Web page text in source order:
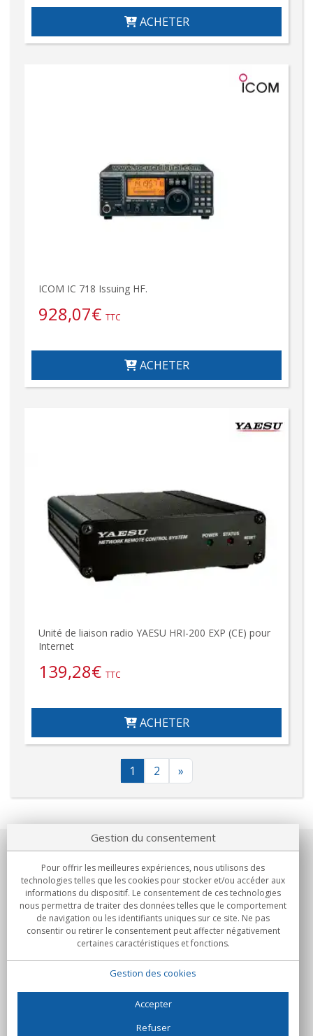
ACHETER
ICOM IC 718 Issuing HF.
928,07€ TTC
ACHETER
Unité de liaison radio YAESU HRI-200 EXP (CE) pour
Internet
139,28€ TTC
ACHETER
1 2 »
Notre société
Engagements
Achats
Gestion du consentement
Pour offrir les meilleures expériences, nous utilisons des
technologies telles que les cookies pour stocker et/ou accéder aux
informations du dispositif. Le consentement de ces technologies
nous permettra de traiter des données telles que le comportement
de navigation ou les identifiants uniques sur ce site. Ne pas
consentir ou retirer le consentement peut affecter négativement
certaines caractéristiques et fonctions.
Gestion des cookies
Accepter
Refuser